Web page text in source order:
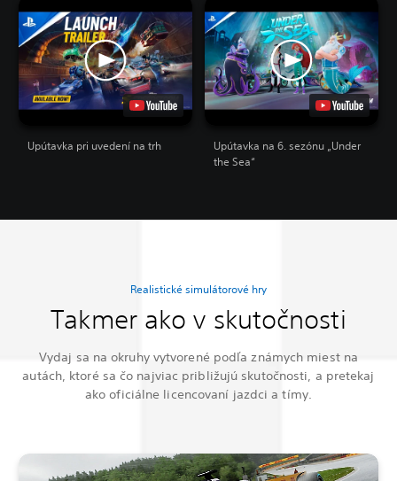
Upútavka pri uvedení na trh
Upútavka na 6. sezónu „Under
the Sea“
Realistické simulátorové hry
Takmer ako v skutočnosti
Vydaj sa na okruhy vytvorené podľa známych miest na
autách, ktoré sa čo najviac približujú skutočnosti, a pretekaj
ako oficiálne licencovaní jazdci a tímy.